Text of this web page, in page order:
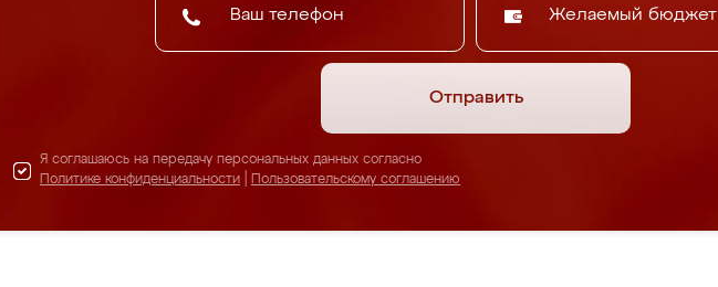
Желаемый бюджет
Отправить
Я соглашаюсь на передачу персональных данных согласно
Политике конфиденциальности
Пользовательскому соглашению